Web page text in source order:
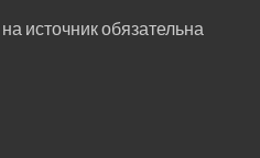
источник обязательна